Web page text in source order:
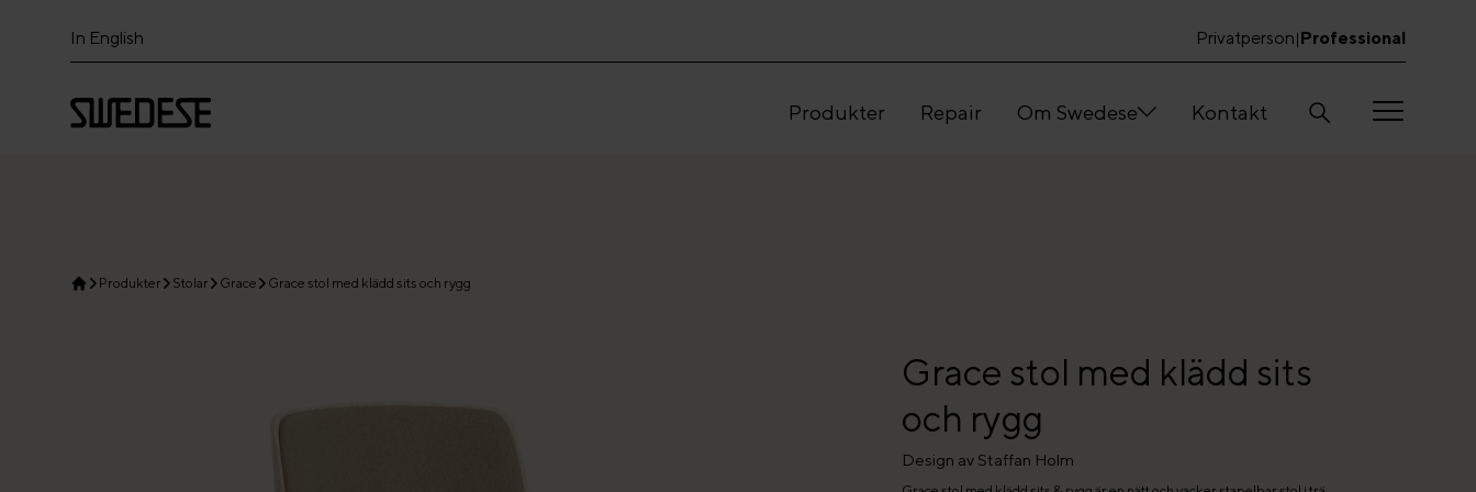
In English Professional
|
Privatperson
Produkter Repair Om Swedese Kontakt
Produkter Stolar Grace Grace stol med klädd sits och rygg
Grace stol med klädd sits
och rygg
Design av Staffan Holm